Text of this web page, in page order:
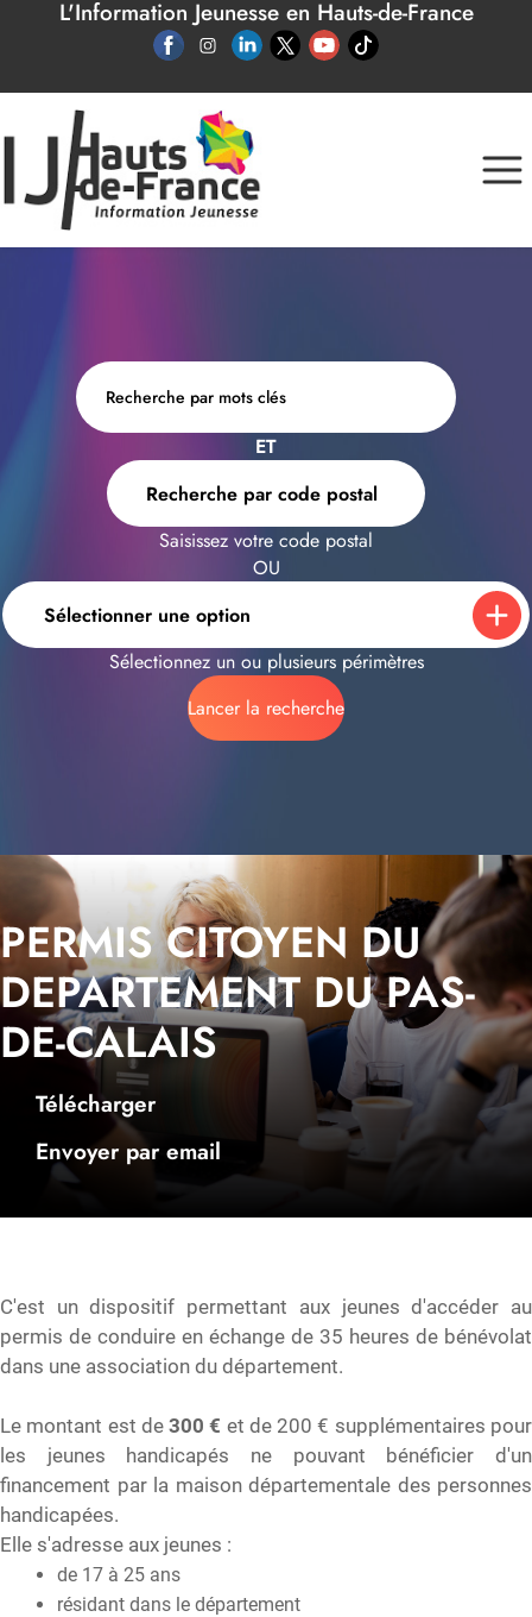
Panneau de gestion des cookies
L'Information Jeunesse en Hauts-de-France
ET
Recherche par code postal
Saisissez votre code postal
OU
Sélectionner une option
Sélectionnez un ou plusieurs périmètres
Lancer la recherche
PERMIS CITOYEN DU
DEPARTEMENT DU PAS-
DE-CALAIS
Télécharger
Envoyer par email
C'est un dispositif permettant aux jeunes d'accéder au
permis de conduire en échange de 35 heures de bénévolat
dans une association du département.
Le montant est de300 € et de 200 € supplémentaires pour
les jeunes handicapés ne pouvant bénéficier d'un
financement par la maison départementale des personnes
handicapées.
Elle s'adresse aux jeunes :
de 17 à 25 ans
résidant dans le département